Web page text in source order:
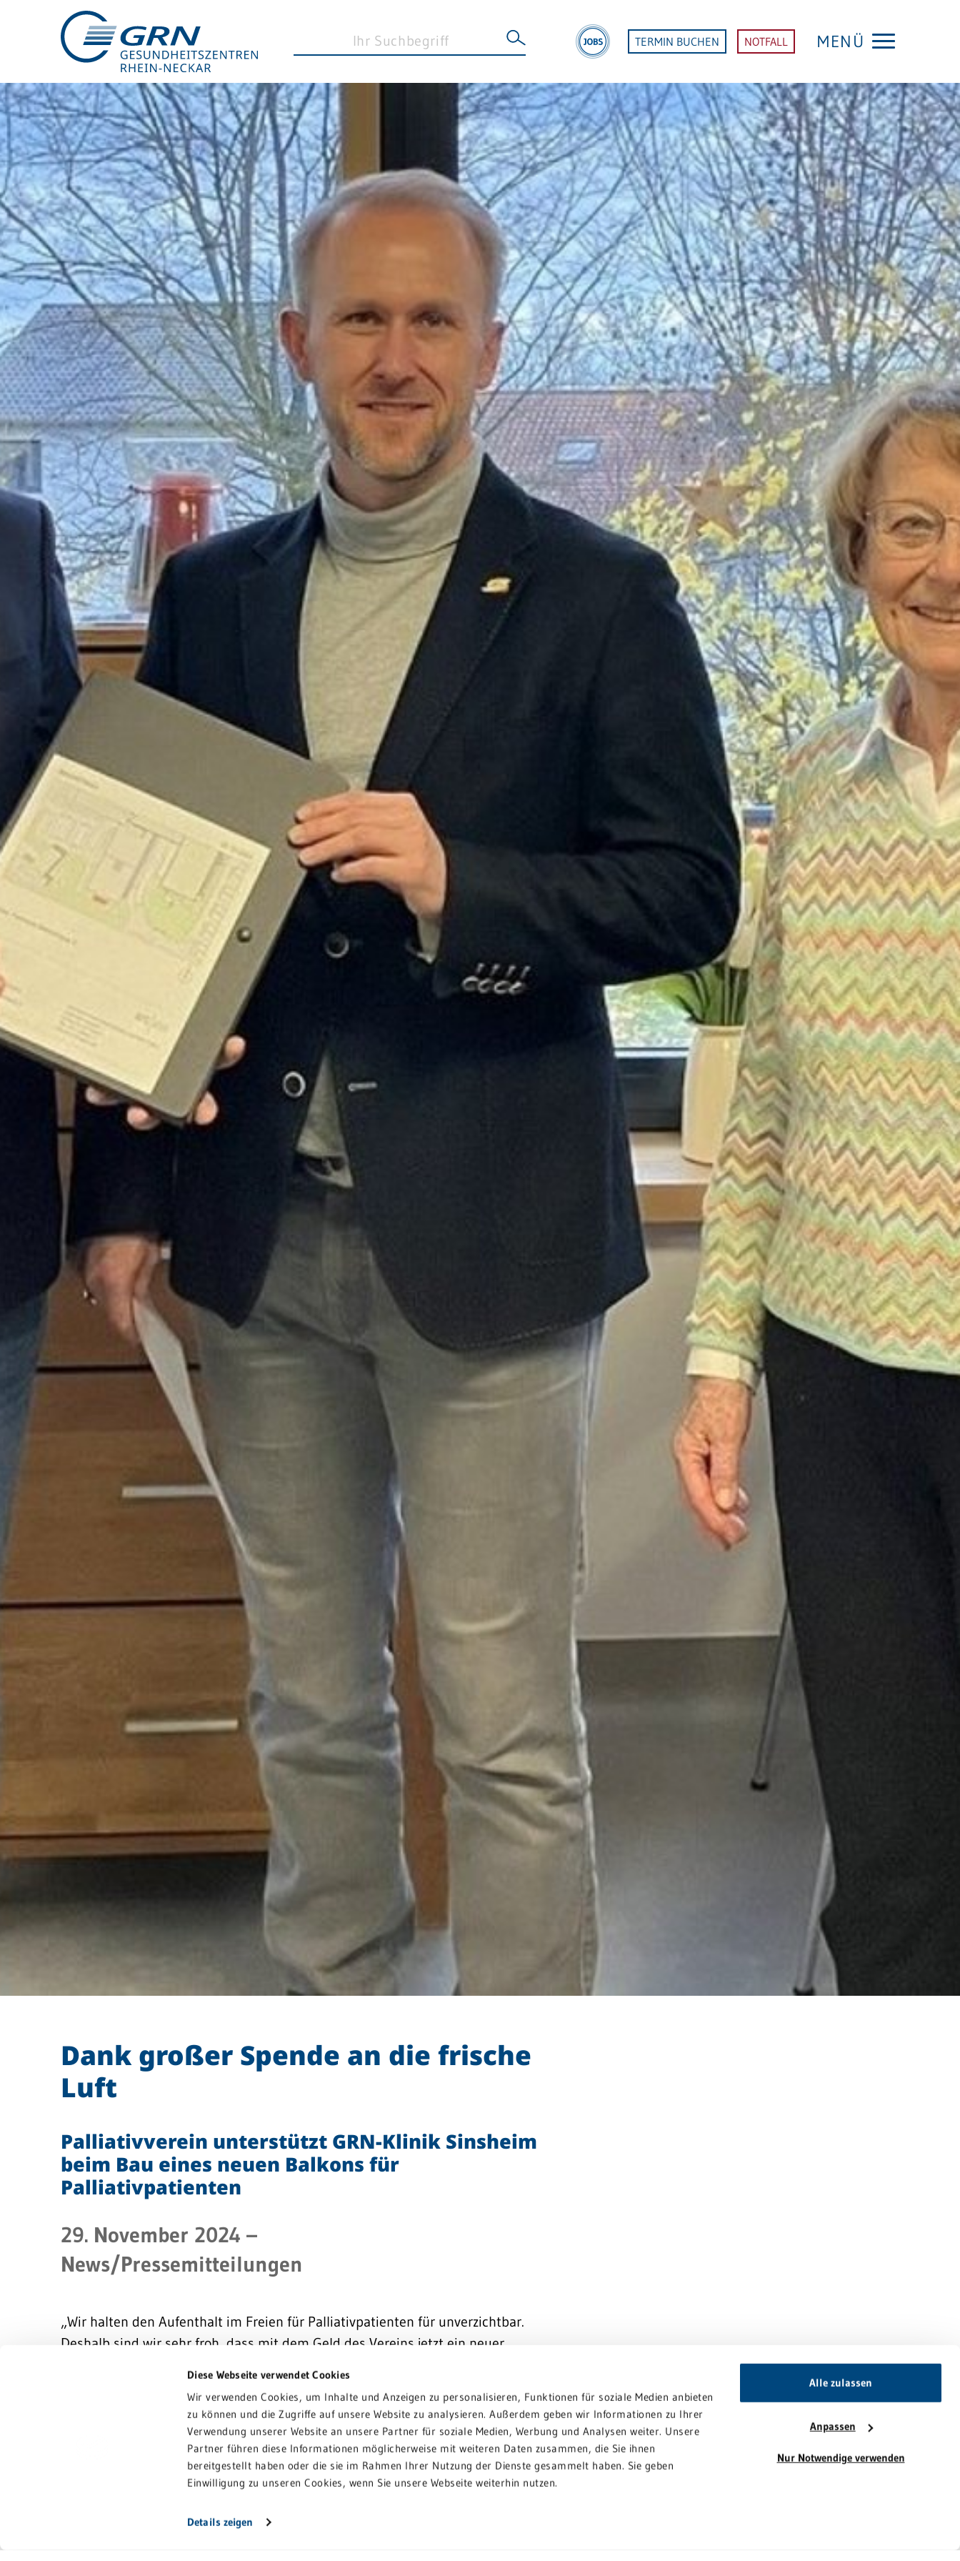
Diese Webseite verwendet Cookies
Wir verwenden Cookies, um Inhalte und Anzeigen zu personalisieren, Funktionen für soziale Medien anbieten
zu können und die Zugriffe auf unsere Website zu analysieren. Außerdem geben wir Informationen zu Ihrer
Verwendung unserer Website an unsere Partner für soziale Medien, Werbung und Analysen weiter. Unsere
Partner führen diese Informationen möglicherweise mit weiteren Daten zusammen, die Sie ihnen
bereitgestellt haben oder die sie im Rahmen Ihrer Nutzung der Dienste gesammelt haben. Sie geben
Einwilligung zu unseren Cookies, wenn Sie unsere Webseite weiterhin nutzen.
Details zeigen
Alle zulassen
Anpassen
Nur Notwendige verwenden
TERMIN BUCHEN NOTFALL MENÜ
GRN
Der Verbund
Medizinische Fachzentren
Medizinische Themenseiten
Veranstaltungen
Patientenportal
Karriere
Barrierefreiheit
STANDORTE
Eberbach
Schwetzingen
Sinsheim
Weinheim
Dank großer Spende an die frische
Luft
Palliativverein unterstützt GRN-Klinik Sinsheim
beim Bau eines neuen Balkons für
Palliativpatienten
29. November 2024 –
News/Pressemitteilungen
„Wir halten den Aufenthalt im Freien für Palliativpatienten für unverzichtbar.
Deshalb sind wir sehr froh, dass mit dem Geld des Vereins jetzt ein neuer
Frey bei der Scheckübergabe im Beisein von Oberbürgermeister Marco Siesing,
Klinikleiter Thorsten Großstück sowie Dr. Damaris Köhler, Oberärztin der
Anästhesie sowie der Intensiv- und Palliativmedizin.
Mit insgesamt 80.000 Euro beteiligt sich der Verein an den Baukosten, die
insgesamt bei über 200.000 Euro liegen. Nachdem die Palliativeinheit mit